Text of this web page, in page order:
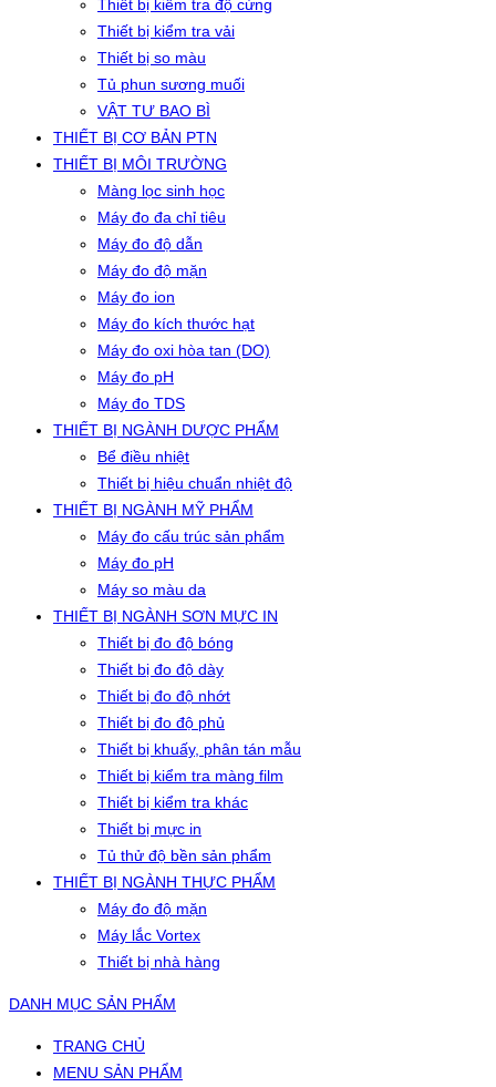
Thiết bị kiểm tra độ cứng
Thiết bị kiểm tra vải
Thiết bị so màu
Tủ phun sương muối
VẬT TƯ BAO BÌ
THIẾT BỊ CƠ BẢN PTN
THIẾT BỊ MÔI TRƯỜNG
Màng lọc sinh học
Máy đo đa chỉ tiêu
Máy đo độ dẫn
Máy đo độ mặn
Máy đo ion
Máy đo kích thước hạt
Máy đo oxi hòa tan (DO)
Máy đo pH
Máy đo TDS
THIẾT BỊ NGÀNH DƯỢC PHẨM
Bể điều nhiệt
Thiết bị hiệu chuẩn nhiệt độ
THIẾT BỊ NGÀNH MỸ PHẨM
Máy đo cấu trúc sản phẩm
Máy đo pH
Máy so màu da
THIẾT BỊ NGÀNH SƠN MỰC IN
Thiết bị đo độ bóng
Thiết bị đo độ dày
Thiết bị đo độ nhớt
Thiết bị đo độ phủ
Thiết bị khuấy, phân tán mẫu
Thiết bị kiểm tra màng film
Thiết bị kiểm tra khác
Thiết bị mực in
Tủ thử độ bền sản phẩm
THIẾT BỊ NGÀNH THỰC PHẨM
Máy đo độ mặn
Máy lắc Vortex
Thiết bị nhà hàng
DANH MỤC SẢN PHẨM
TRANG CHỦ
MENU SẢN PHẨM